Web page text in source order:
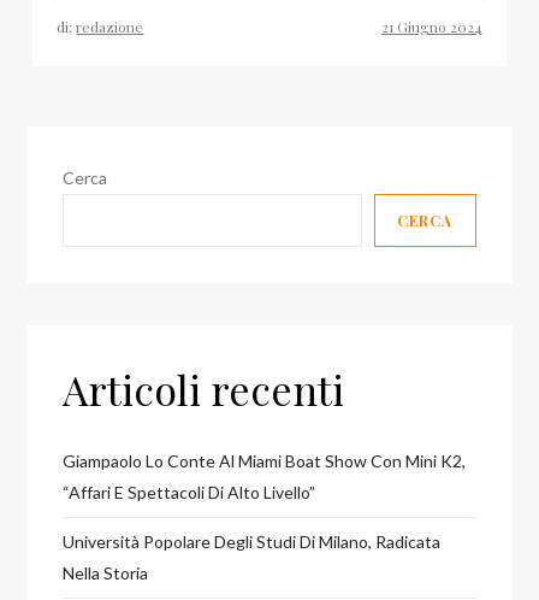
di:redazione
Cerca
CERCA
Articoli recenti
Giampaolo Lo Conte Al Miami Boat Show Con Mini K2,
“affari E Spettacoli Di Alto Livello”
Università Popolare Degli Studi Di Milano, Radicata
Nella Storia